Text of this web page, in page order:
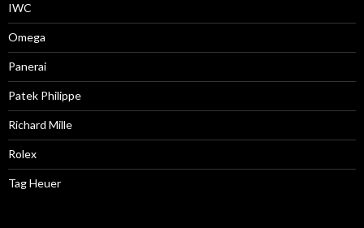
IWC
Omega
Panerai
Patek Philippe
Richard Mille
Rolex
Tag Heuer